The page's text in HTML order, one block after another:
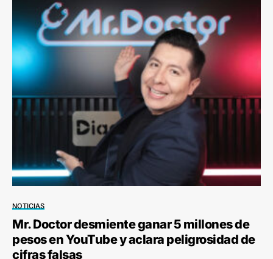
NOTICIAS
Mr. Doctor desmiente ganar 5 millones de
pesos en YouTube y aclara peligrosidad de
cifras falsas